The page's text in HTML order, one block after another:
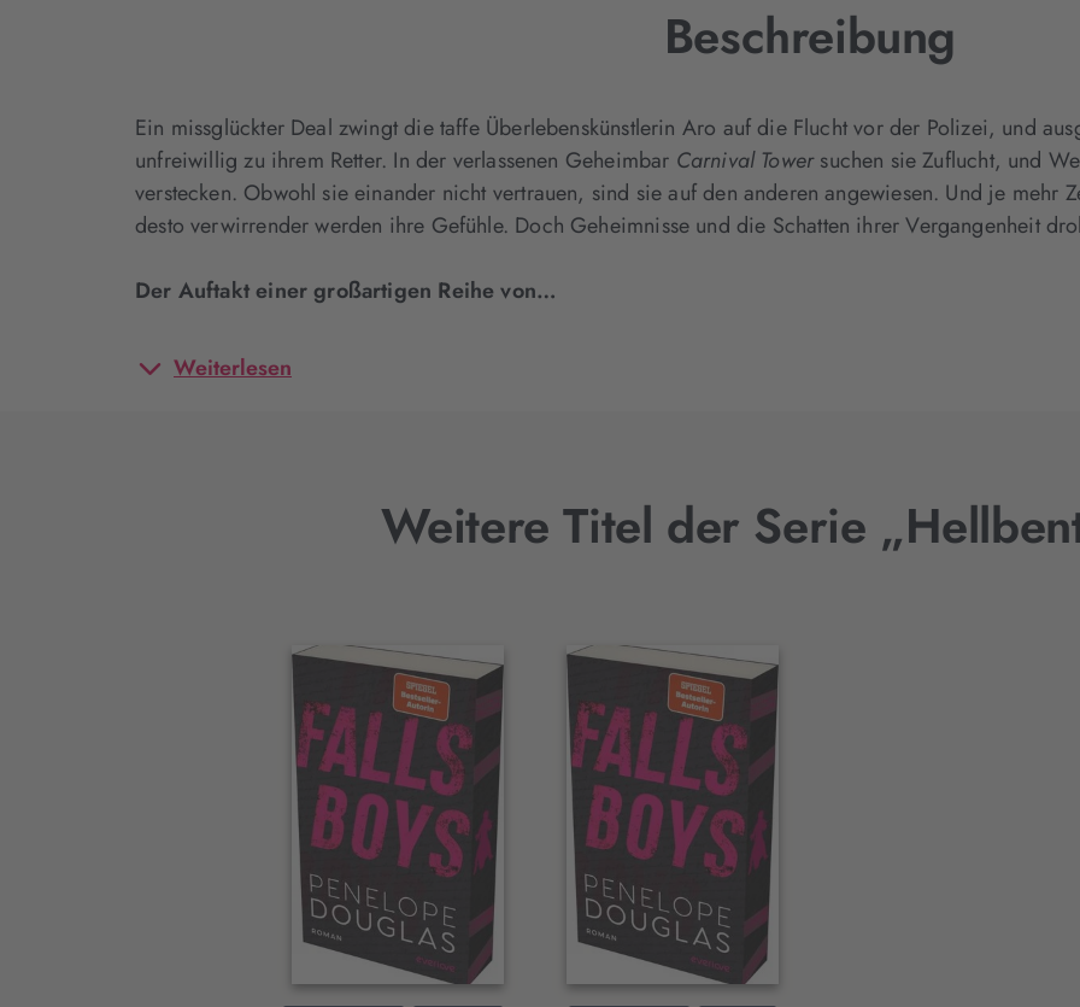
Beschreibung
Ein missglückter Deal zwingt die taffe Überlebenskünstlerin Aro auf die Flucht vor der Polizei, und
unfreiwillig zu ihrem Retter. In der verlassenen Geheimbar Carnival Towersuchen sie Zuflucht, und
verstecken. Obwohl sie einander nicht vertrauen, sind sie auf den anderen angewiesen. Und je mehr
desto verwirrender werden ihre Gefühle. Doch Geheimnisse und die Schatten ihrer Vergangenheit
Der Auftakt einer großartigen Reihe von…
Weiterlesen
Weitere Titel der Serie
Interaktives
Slider-
Element